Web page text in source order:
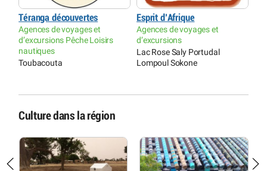
Téranga découvertes
Agences de voyages et
d’excursions Pêche Loisirs
nautiques
Toubacouta
Esprit d’Afrique
Agences de voyages et
d’excursions
Lac Rose Saly Portudal
Lompoul Sokone
Culture dans la région